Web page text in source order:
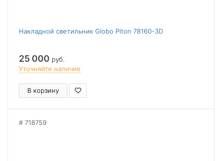
Накладной светильник Globo Piton 78160-3D
25 000 руб.
Уточняйте наличие
В корзину
718759